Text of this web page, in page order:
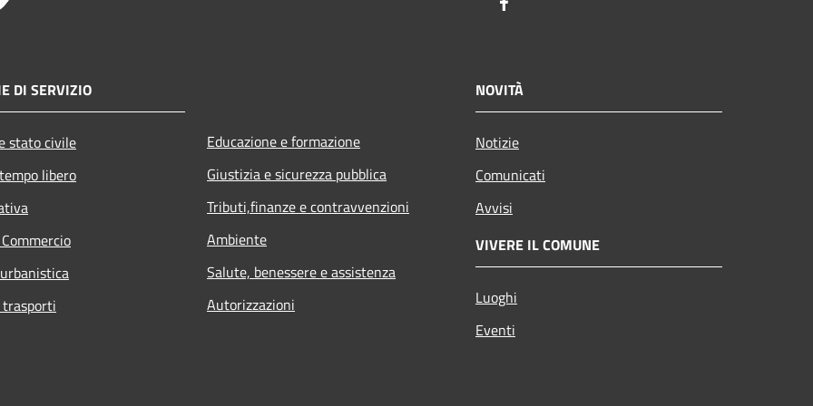
DI SERVIZIO
stato civile
libero
Educazione e formazione
Giustizia e sicurezza pubblica
Tributi,finanze e contravvenzioni
Ambiente
Salute, benessere e assistenza
Autorizzazioni
NOVITÀ
Notizie
Comunicati
Avvisi
VIVERE IL COMUNE
Luoghi
Eventi